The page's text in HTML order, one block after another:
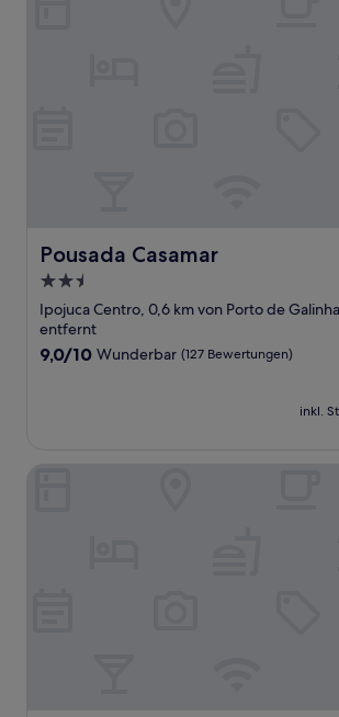
Pousada Casamar
Pousada Casamar
2.5-
Sterne-
Unterkunft
Ipojuca Centro, 0,6 km von Porto de
entfernt
9.0
9,0/10 Wunderbar (127 Bewertungen)
inkl.